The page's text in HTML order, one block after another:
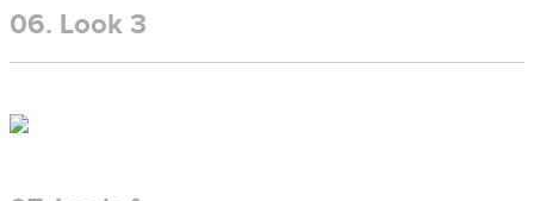
06. Look 3